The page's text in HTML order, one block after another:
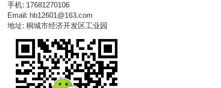
手机: 17681270106
Email: hb12601@163.com
地址: 桐城市经济开发区工业园